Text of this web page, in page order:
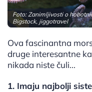
Foto: Zanimljivosti o
Bigstock, jiggotravel
Ova fascinantna
druge interesantne
nikada niste čuli...
1. Imaju najbolji